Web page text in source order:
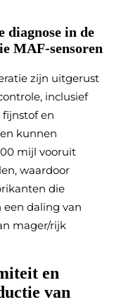
diagnose in de
MAF-sensoren
zijn uitgerust
inclusief
en
kunnen
mijl vooruit
waardoor
die
daling van
mager/rijk
en
van